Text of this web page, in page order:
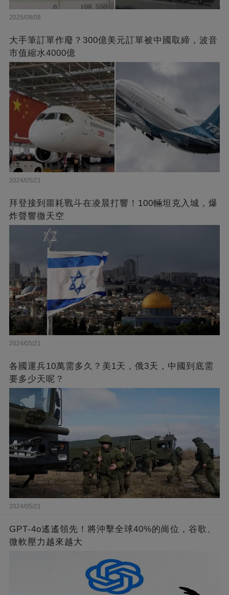
2025/08/08
大手筆訂單作廢？300億美元訂單被中國取締，波音
市值縮水4000億
2024/05/21
拜登接到噩耗戰斗在凌晨打響！100輛坦克入城，爆
炸聲響徹天空
2024/05/21
各國運兵10萬需多久？美1天，俄3天，中國到底需
要多少天呢？
2024/05/21
GPT-4o遙遙領先！將沖擊全球40%的崗位，谷歌、
微軟壓力越來越大